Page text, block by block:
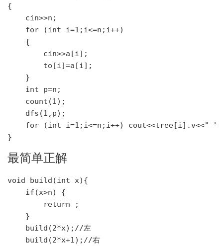
{
    cin>>n;
    for (int i=1;i<=n;i++)
    {
        cin>>a[i];
        to[i]=a[i];
    }
    int p=n;
    count(1);
    dfs(1,p);
    for (int i=1;i<=n;i++) cout<<tree[i].v<<" ";
最简单正解
void build(int x){
    if(x>n) {
        return ;
    }
    build(2*x);//左
    build(2*x+1);//右